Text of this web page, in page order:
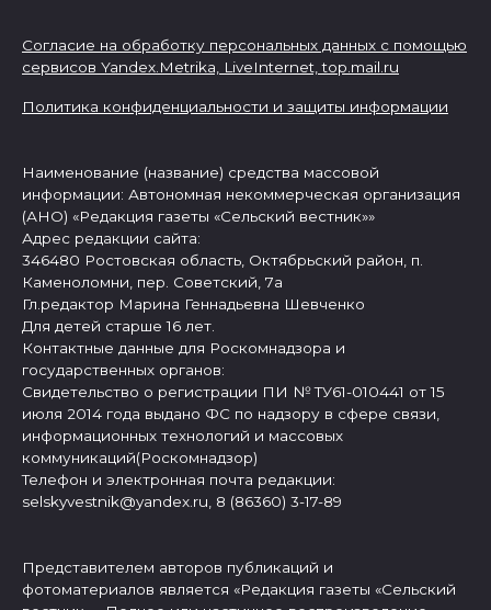
Согласие на обработку персональных данных с помощью
сервисов Yandex.Metrika, LiveInternet,top.mail.ru
Политика конфиденциальности и защиты информации
Наименование (название) средства массовой
информации: Автономная некоммерческая организация
(АНО) «Редакция газеты «Сельский вестник»»
Адрес редакции сайта:
346480 Ростовская область, Октябрьский район, п.
Каменоломни, пер. Советский, 7а
Гл.редактор Марина Геннадьевна Шевченко
Для детей старше 16 лет.
Контактные данные для Роскомнадзора и
государственных органов:
Свидетельство о регистрации ПИ № ТУ61-010441 от 15
июля 2014 года выдано ФС по надзору в сфере связи,
информационных технологий и массовых
коммуникаций(Роскомнадзор)
Телефон и электронная почта редакции:
selskyvestnik@yandex.ru, 8 (86360) 3-17-89
Представителем авторов публикаций и
фотоматериалов является «Редакция газеты «Сельский